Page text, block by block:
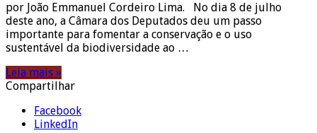
por João Emmanuel Cordeiro Lima. No dia 8 de julho
deste ano, a Câmara dos Deputados deu um passo
importante para fomentar a conservação e o uso
sustentável da biodiversidade ao …
Leia mais »
Compartilhar
Facebook
LinkedIn